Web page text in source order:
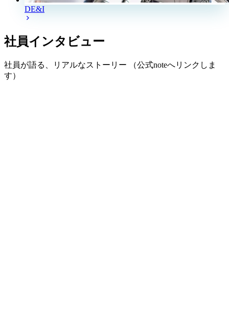
DE&I
社員インタビュー
社員が語る、リアルなストーリー （公式noteへリンクしま
す）